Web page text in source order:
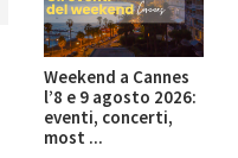
Weekend a Cannes
l’8 e 9 agosto 2026:
eventi, concerti,
most ...